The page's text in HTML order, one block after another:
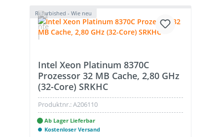
Refurbished - Wie neu
Intel Xeon Platinum 8370C
Prozessor 32 MB Cache, 2,80 GHz
(32-Core) SRKHC
Produktnr.:A206110
Ab Lager Lieferbar
Kostenloser Versand